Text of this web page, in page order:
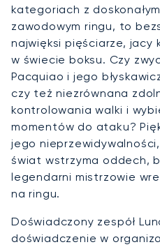
kategoriach z
zawodowym ringu, to
najwięksi pięściarze, jacy
w świecie boksu. Czy
Pacquiao i jego
czy też niezrównana
kontrolowania walki i
momentów do ataku?
jego
świat wstrzyma oddech,
legendarni mistrzowie
na ringu.
Doświadczony zespół
doświadczenie w